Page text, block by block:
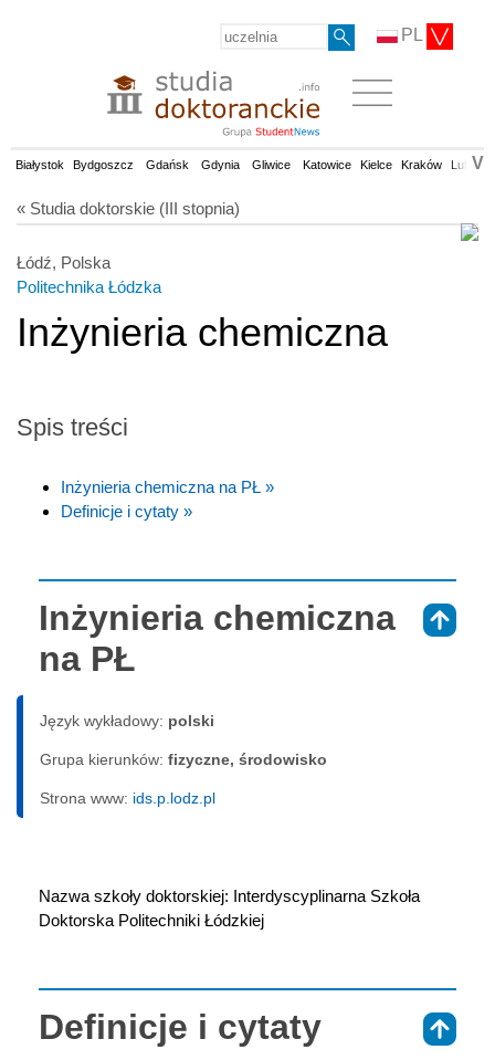
PL
Białystok Bydgoszcz Gdańsk Gdynia Gliwice Katowice Kielce Kraków Lublin
V
« Studia doktorskie (III stopnia)
Łódź, Polska
Politechnika Łódzka
Inżynieria chemiczna
Spis treści
Inżynieria chemiczna na PŁ »
Definicje i cytaty »
Inżynieria chemiczna
na PŁ
Język wykładowy: polski
Grupa kierunków: fizyczne, środowisko
Strona www: ids.p.lodz.pl
Nazwa szkoły doktorskiej: Interdyscyplinarna Szkoła
Doktorska Politechniki Łódzkiej
Definicje i cytaty